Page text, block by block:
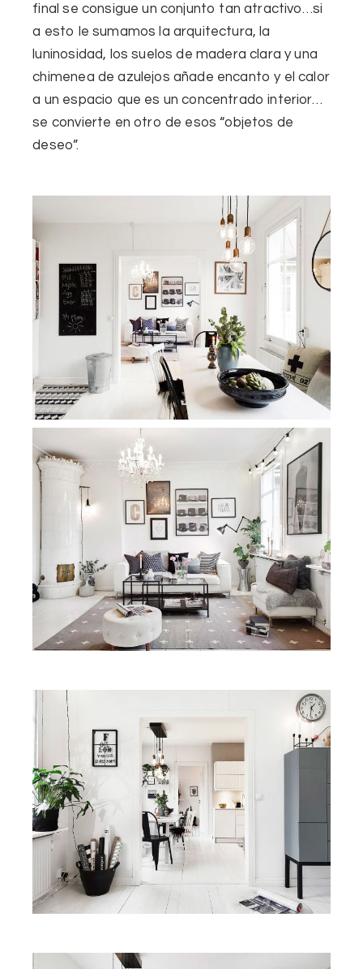
final se consigue un conjunto tan atractivo…si
a esto le sumamos la arquitectura, la
luninosidad, los suelos de madera clara y una
chimenea de azulejos añade encanto y el calor
a un espacio que es un concentrado interior…
se convierte en otro de esos “objetos de
deseo”.